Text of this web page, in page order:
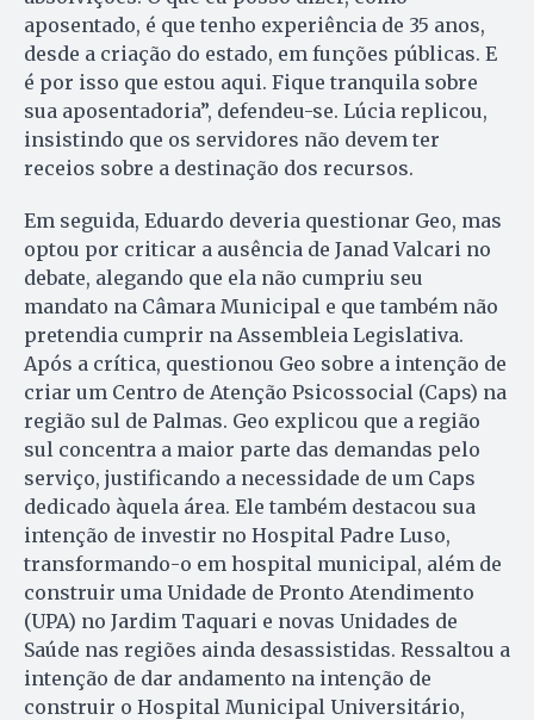
aposentado, é que tenho experiência de 35 anos,
desde a criação do estado, em funções públicas. E
é por isso que estou aqui. Fique tranquila sobre
sua aposentadoria”, defendeu-se. Lúcia replicou,
insistindo que os servidores não devem ter
receios sobre a destinação dos recursos.
Em seguida, Eduardo deveria questionar Geo, mas
optou por criticar a ausência de Janad Valcari no
debate, alegando que ela não cumpriu seu
mandato na Câmara Municipal e que também não
pretendia cumprir na Assembleia Legislativa.
Após a crítica, questionou Geo sobre a intenção de
criar um Centro de Atenção Psicossocial (Caps) na
região sul de Palmas. Geo explicou que a região
sul concentra a maior parte das demandas pelo
serviço, justificando a necessidade de um Caps
dedicado àquela área. Ele também destacou sua
intenção de investir no Hospital Padre Luso,
transformando-o em hospital municipal, além de
construir uma Unidade de Pronto Atendimento
(UPA) no Jardim Taquari e novas Unidades de
Saúde nas regiões ainda desassistidas. Ressaltou a
intenção de dar andamento na intenção de
construir o Hospital Municipal Universitário,